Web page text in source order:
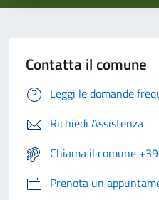
Contatta il comune
Leggi le domande
Richiedi Assistenza
Chiama il comune
Prenota un